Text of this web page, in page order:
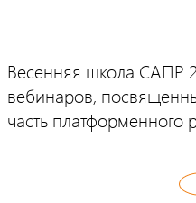
Весенняя школа САПР
вебинаров,
часть платформенного